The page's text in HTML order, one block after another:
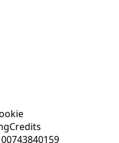
Credits